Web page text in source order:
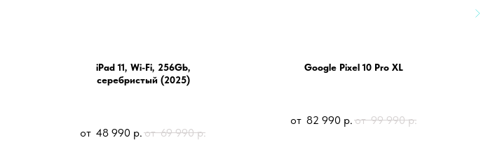
iPad 11, Wi-Fi, 256Gb,
серебристый (2025)
48 990 р. 69 990 р.
Google Pixel 10 Pro XL
82 990 р. 99 990 р.